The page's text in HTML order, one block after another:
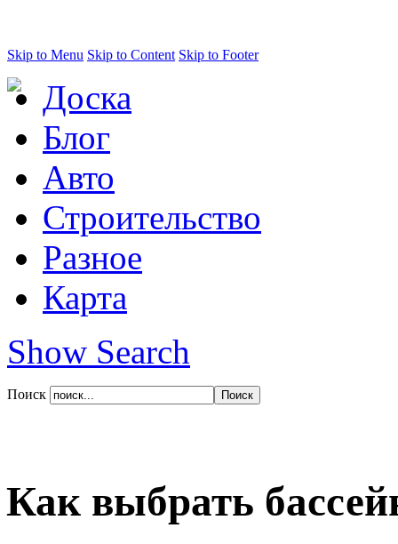
Skip to Menu Skip to Content Skip to Footer
Доска
Блог
Авто
Строительство
Разное
Карта
Show Search
Поиск
Как выбрать